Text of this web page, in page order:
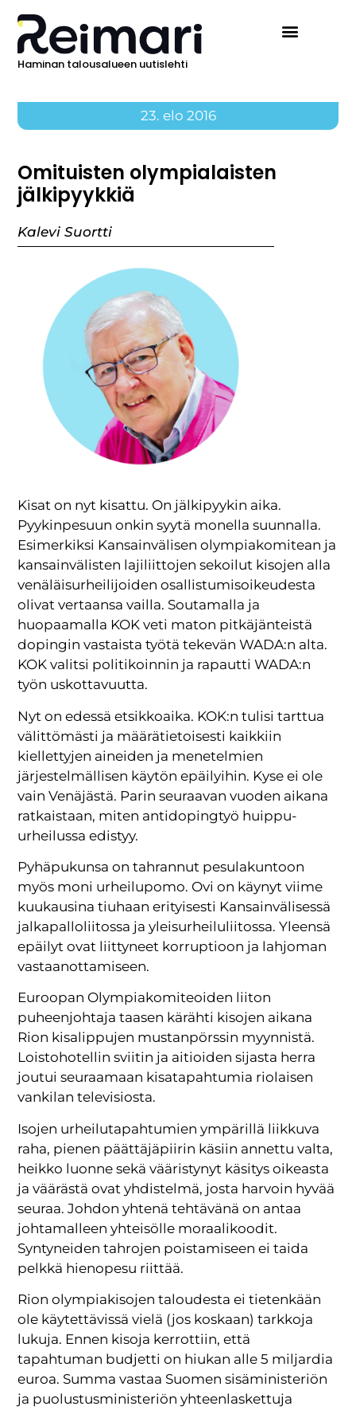
Haminan talousalueen uutislehti
23. elo 2016
Omituisten olympialaisten
jälkipyykkiä
Kalevi Suortti
Kisat on nyt kisattu. On jälkipyykin aika.
Pyykinpesuun onkin syytä monella suunnalla.
Esimerkiksi Kansainvälisen olympiakomitean ja
kansainvälisten lajiliittojen sekoilut kisojen alla
venäläisurheilijoiden osallistumisoikeudesta
olivat vertaansa vailla. Soutamalla ja
huopaamalla KOK veti maton pitkäjänteistä
dopingin vastaista työtä tekevän WADA:n alta.
KOK valitsi politikoinnin ja rapautti WADA:n
työn uskottavuutta.
Nyt on edessä etsikkoaika. KOK:n tulisi tarttua
välittömästi ja määrätietoisesti kaikkiin
kiellettyjen aineiden ja menetelmien
järjestelmällisen käytön epäilyihin. Kyse ei ole
vain Venäjästä. Parin seuraavan vuoden aikana
ratkaistaan, miten antidopingtyö huippu-
urheilussa edistyy.
Pyhäpukunsa on tahrannut pesulakuntoon
myös moni urheilupomo. Ovi on käynyt viime
kuukausina tiuhaan erityisesti Kansainvälisessä
jalkapalloliitossa ja yleisurheiluliitossa. Yleensä
epäilyt ovat liittyneet korruptioon ja lahjoman
vastaanottamiseen.
Euroopan Olympiakomiteoiden liiton
puheenjohtaja taasen kärähti kisojen aikana
Rion kisalippujen mustanpörssin myynnistä.
Loistohotellin sviitin ja aitioiden sijasta herra
joutui seuraamaan kisatapahtumia riolaisen
vankilan televisiosta.
Isojen urheilutapahtumien ympärillä liikkuva
raha, pienen päättäjäpiirin käsiin annettu valta,
heikko luonne sekä vääristynyt käsitys oikeasta
ja väärästä ovat yhdistelmä, josta harvoin hyvää
seuraa. Johdon yhtenä tehtävänä on antaa
johtamalleen yhteisölle moraalikoodit.
Syntyneiden tahrojen poistamiseen ei taida
pelkkä hienopesu riittää.
Rion olympiakisojen taloudesta ei tietenkään
ole käytettävissä vielä (jos koskaan) tarkkoja
lukuja. Ennen kisoja kerrottiin, että
tapahtuman budjetti on hiukan alle 5 miljardia
euroa. Summa vastaa Suomen sisäministeriön
ja puolustusministeriön yhteenlaskettuja